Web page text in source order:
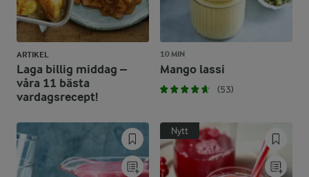
ARTIKEL
Laga billig middag –
våra 11 bästa
vardagsrecept!
10 MIN
Mango lassi
(53)
Nytt